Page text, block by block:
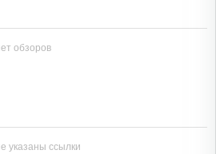
обзоров
указаны ссылки